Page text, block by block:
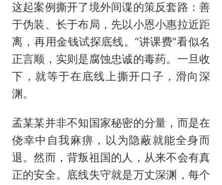
这起案例撕开了境外间谍的策反套路：善
于伪装、长于布局，先以小恩小惠拉近距
离，再用金钱试探底线。“讲课费”看似名
正言顺，实则是腐蚀忠诚的毒药。一旦收
下，就等于在底线上撕开口子，滑向深
渊。
孟某某并非不知国家秘密的分量，而是在
侥幸中自我麻痹，以为隐蔽就能全身而
退。然而，背叛祖国的人，从来不会有真
正的安全。底线失守就是万丈深渊，每个